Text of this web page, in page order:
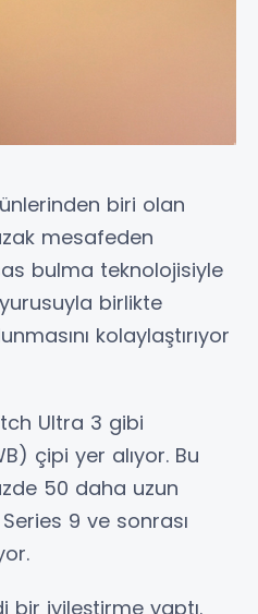
biri olan
mesafeden
bulma teknolojisiyle
birlikte
kolaylaştırıyor
Ultra 3 gibi
çipi yer alıyor. Bu
50 daha uzun
9 ve sonrası
bir iyileştirme yaptı.